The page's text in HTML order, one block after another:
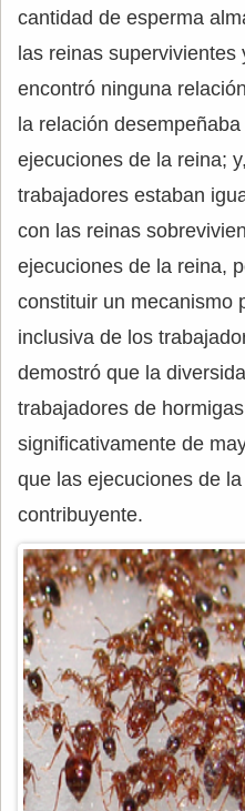
cantidad de esperma
las reinas
encontró ninguna
la relación
ejecuciones de la reina;
trabajadores estaban
con las reinas
ejecuciones de la reina,
constituir un mecanismo
inclusiva de los
demostró que la
trabajadores de
significativamente de
que las ejecuciones de
contribuyente.